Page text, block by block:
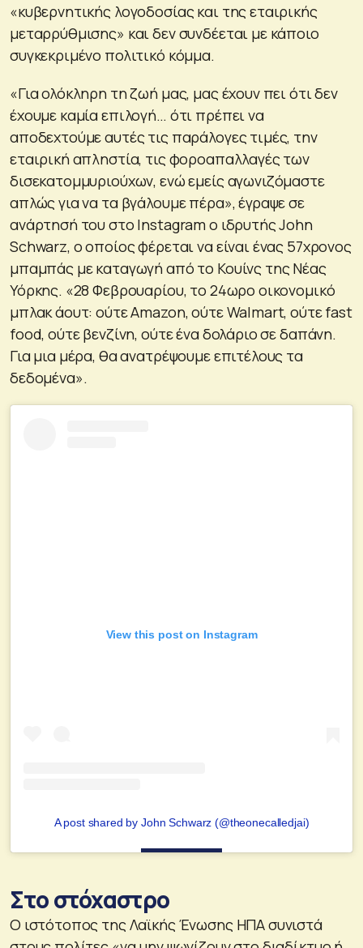
«κυβερνητικής λογοδοσίας και της εταιρικής
μεταρρύθμισης» και δεν συνδέεται με κάποιο
συγκεκριμένο πολιτικό κόμμα.
«Για ολόκληρη τη ζωή μας, μας έχουν πει ότι δεν
έχουμε καμία επιλογή… ότι πρέπει να
αποδεχτούμε αυτές τις παράλογες τιμές, την
εταιρική απληστία, τις φοροαπαλλαγές των
δισεκατομμυριούχων, ενώ εμείς αγωνιζόμαστε
απλώς για να τα βγάλουμε πέρα», έγραψε σε
ανάρτησή του στο Instagram ο ιδρυτής John
Schwarz, ο οποίος φέρεται να είναι ένας 57χρονος
μπαμπάς με καταγωγή από το Κουίνς της Νέας
Υόρκης. «28 Φεβρουαρίου, το 24ωρο οικονομικό
μπλακ άουτ: ούτε Amazon, ούτε Walmart, ούτε fast
food, ούτε βενζίνη, ούτε ένα δολάριο σε δαπάνη.
Για μια μέρα, θα ανατρέψουμε επιτέλους τα
δεδομένα».
View this post on Instagram
A post shared by John Schwarz (@theonecalledjai)
Στο στόχαστρο
Ο ιστότοπος της Λαϊκής Ένωσης ΗΠΑ συνιστά